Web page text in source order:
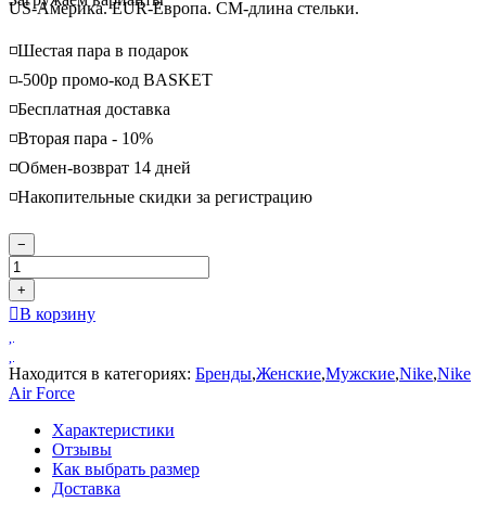
US-Америка. EUR-Европа. CM-длина стельки.
◽️Шестая пара в подарок
◽️-500р промо-код BASKET
◽️Бесплатная доставка
◽️Вторая пара - 10%
◽️Обмен-возврат 14 дней
◽️Накопительные скидки за регистрацию
−
+
В корзину
Находится в категориях: Бренды,Женские,Мужские,Nike,Nike
Air Force
Характеристики
Отзывы
Как выбрать размер
Доставка